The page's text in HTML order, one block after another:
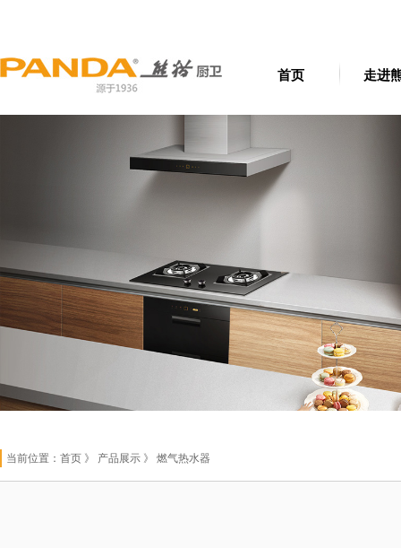
首页 走进
当前位置： 首页 》 产品展示 》 燃气热水器